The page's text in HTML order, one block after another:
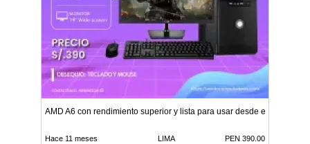
AMD A6 con rendimiento superior y lista para usar desde el primer
Hace 11 meses LIMA PEN 390.00